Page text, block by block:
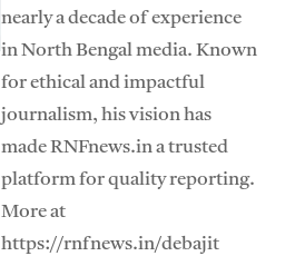
nearly a decade of experience
in North Bengal media. Known
for ethical and impactful
journalism, his vision has
made RNFnews.in a trusted
platform for quality reporting.
More at
https://rnfnews.in/debajit